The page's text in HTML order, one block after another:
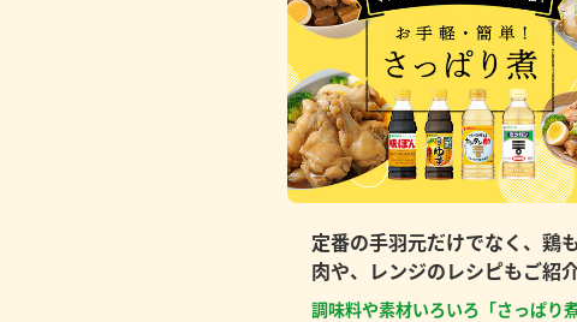
定番の手羽元だけでなく、鶏
肉や、レンジのレシピもご紹介
調味料や素材いろいろ「さっぱり煮